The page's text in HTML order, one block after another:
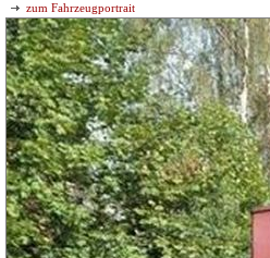
zum Fahrzeugportrait